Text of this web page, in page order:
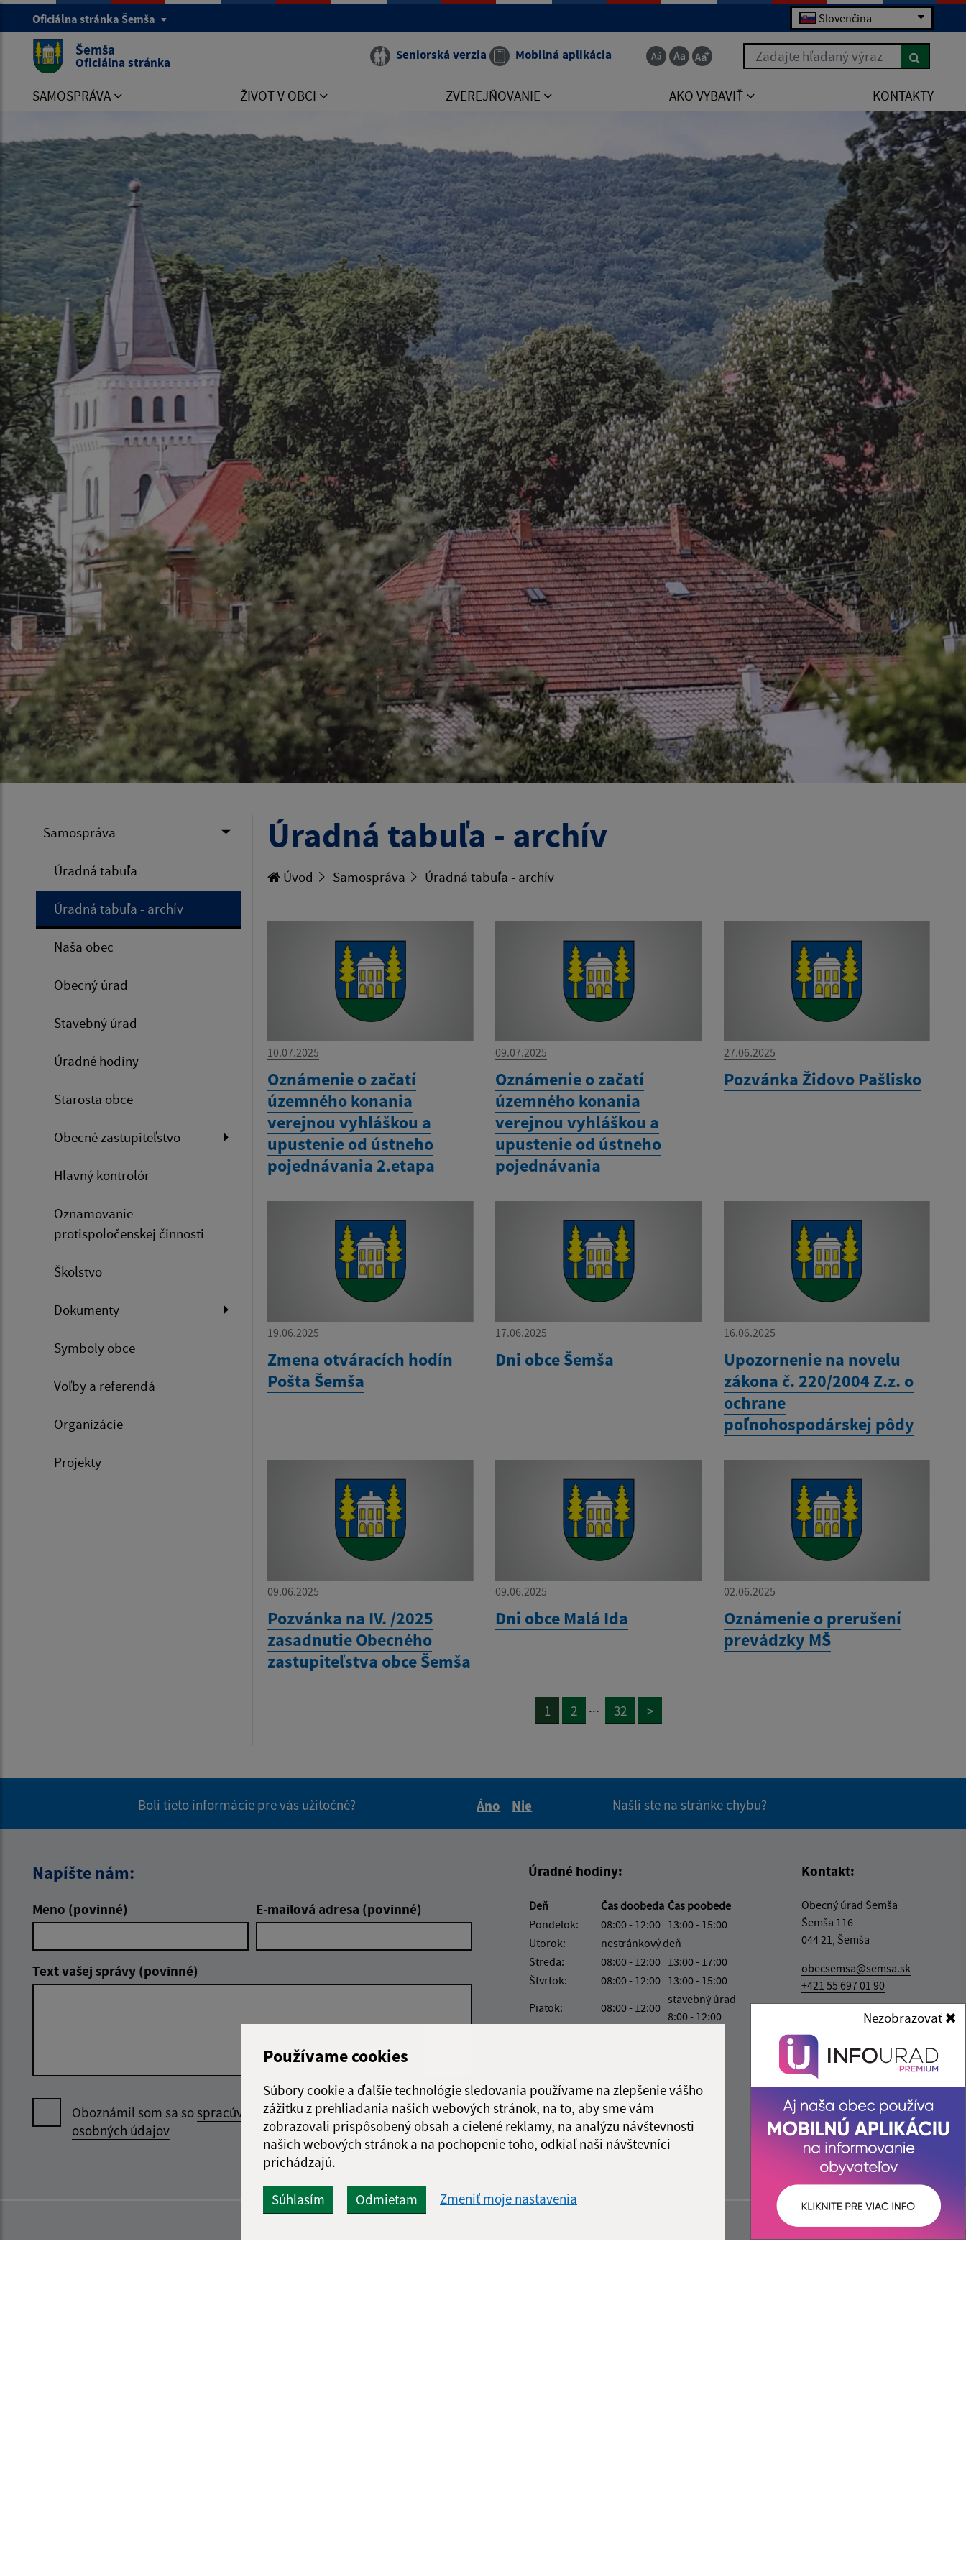
Používame cookies
Súbory cookie a ďalšie technológie sledovania používame na zlepšenie vášho
zážitku z prehliadania našich webových stránok, na to, aby sme vám
zobrazovali prispôsobený obsah a cielené reklamy, na analýzu návštevnosti
našich webových stránok a na pochopenie toho, odkiaľ naši návštevníci
prichádzajú.
Súhlasím Odmietam Zmeniť moje nastavenia
Nezobrazovať
Oficiálna stránka Šemša Slovenčina
Šemša
Oficiálna stránka Seniorská verzia Mobilná aplikácia Zadajte hľadaný výraz
SAMOSPRÁVA ŽIVOT V OBCI ZVEREJŇOVANIE AKO VYBAVIŤ KONTAKTY
Samospráva
Úradná tabuľa
Úradná tabuľa - archív
Naša obec
Obecný úrad
Stavebný úrad
Úradné hodiny
Starosta obce
Obecné zastupiteľstvo
Hlavný kontrolór
Oznamovanie
protispoločenskej činnosti
Školstvo
Dokumenty
Symboly obce
Voľby a referendá
Organizácie
Projekty
Úradná tabuľa - archív
Úvod Samospráva Úradná tabuľa - archív
10.07.2025
Oznámenie o začatí
územného konania
verejnou vyhláškou a
upustenie od ústneho
pojednávania 2.etapa
09.07.2025
Oznámenie o začatí
územného konania
verejnou vyhláškou a
upustenie od ústneho
pojednávania
27.06.2025
Pozvánka Židovo Pašlisko
19.06.2025
Zmena otváracích hodín
Pošta Šemša
17.06.2025
Dni obce Šemša
16.06.2025
Upozornenie na novelu
zákona č. 220/2004 Z.z. o
ochrane
poľnohospodárskej pôdy
09.06.2025
Pozvánka na IV. /2025
zasadnutie Obecného
zastupiteľstva obce Šemša
09.06.2025
Dni obce Malá Ida
02.06.2025
Oznámenie o prerušení
prevádzky MŠ
1 2 ... 32 >
Boli tieto informácie pre vás užitočné?
Áno
Nie
Našli ste na stránke chybu?
Napíšte nám:
Meno (povinné) E-mailová adresa (povinné)
Text vašej správy (povinné)
Oboznámil som sa sospracúvaním
osobných údajov
Google reCaptcha Response
Odoslať správu
Úradné hodiny:
Deň Čas doobeda Čas poobede
Pondelok:
08:00 - 12:00 13:00 - 15:00
Utorok:
nestránkový deň
Streda:
08:00 - 12:00 13:00 - 17:00
Štvrtok:
08:00 - 12:00 13:00 - 15:00
Piatok:
08:00 - 12:00
stavebný úrad
8:00 - 12:00
Kontakt:
Obecný úrad Šemša
Šemša 116
044 21, Šemša
obecsemsa@semsa.sk
+421 55 697 01 90
IČO: 00324787